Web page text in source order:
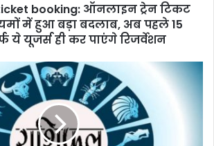
booking: ऑनलाइन ट्रेन टिकट
में हुआ बड़ा बदलाब, अब पहले 15
ये यूजर्स ही कर पाएंगे रिजर्वेशन